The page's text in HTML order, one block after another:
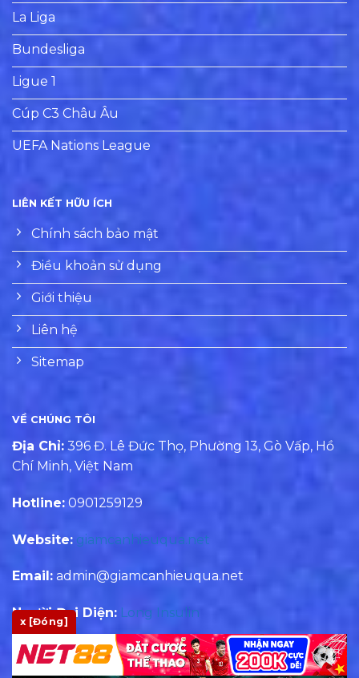
La Liga
Bundesliga
Ligue 1
Cúp C3 Châu Âu
UEFA Nations League
LIÊN KẾT HỮU ÍCH
Chính sách bảo mật
Điều khoản sử dụng
Giới thiệu
Liên hệ
Sitemap
VỀ CHÚNG TÔI
Địa Chỉ: 396 Đ. Lê Đức Thọ, Phường 13, Gò Vấp, Hồ
Chí Minh, Việt Nam
Hotline: 0901259129
Website: giamcanhieuqua.net
Email: admin@giamcanhieuqua.net
Người Đại Diện: Long Insulin
Biên Tập: Hùng David
x [Đóng]